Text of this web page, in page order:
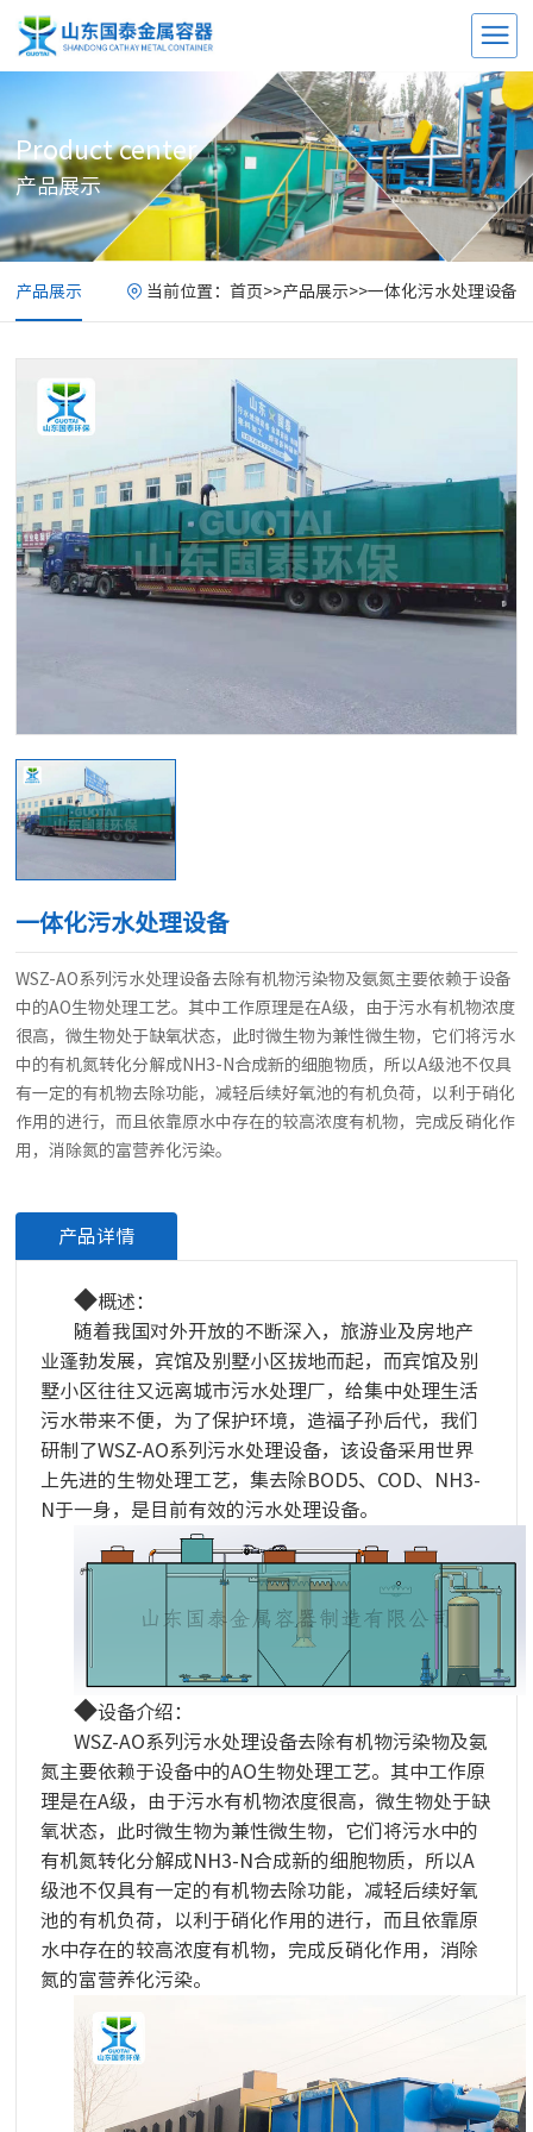
Product center
产品展示
产品展示 当前位置： 首页>>产品展示>>一体化污水处理设备
一体化污水处理设备
WSZ-AO系列污水处理设备去除有机物污染物及氨氮主要依赖于设备
中的AO生物处理工艺。其中工作原理是在A级，由于污水有机物浓度
很高，微生物处于缺氧状态，此时微生物为兼性微生物，它们将污水
中的有机氮转化分解成NH3-N合成新的细胞物质，所以A级池不仅具
有一定的有机物去除功能，减轻后续好氧池的有机负荷，以利于硝化
作用的进行，而且依靠原水中存在的较高浓度有机物，完成反硝化作
用，消除氮的富营养化污染。
产品详情
◆概述：
随着我国对外开放的不断深入，旅游业及房地产
业蓬勃发展，宾馆及别墅小区拔地而起，而宾馆及别
墅小区往往又远离城市污水处理厂，给集中处理生活
污水带来不便，为了保护环境，造福子孙后代，我们
研制了WSZ-AO系列污水处理设备，该设备采用世界
上先进的生物处理工艺，集去除BOD5、COD、NH3-
N于一身，是目前有效的污水处理设备。
◆设备介绍：
WSZ-AO系列污水处理设备去除有机物污染物及氨
氮主要依赖于设备中的AO生物处理工艺。其中工作原
理是在A级，由于污水有机物浓度很高，微生物处于缺
氧状态，此时微生物为兼性微生物，它们将污水中的
有机氮转化分解成NH3-N合成新的细胞物质，所以A
级池不仅具有一定的有机物去除功能，减轻后续好氧
池的有机负荷，以利于硝化作用的进行，而且依靠原
水中存在的较高浓度有机物，完成反硝化作用，消除
氮的富营养化污染。